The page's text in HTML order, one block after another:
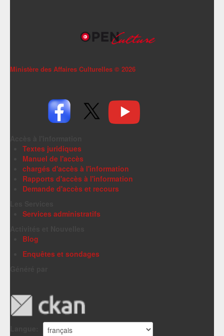
Ministère des Affaires Culturelles © 2026
Textes juridiques
Manuel de l'accès
chargés d'accès à l'information
Rapports d'accès à l'information
Demande d'accès et recours
Services administratifs
Blog
Enquêtes et sondages